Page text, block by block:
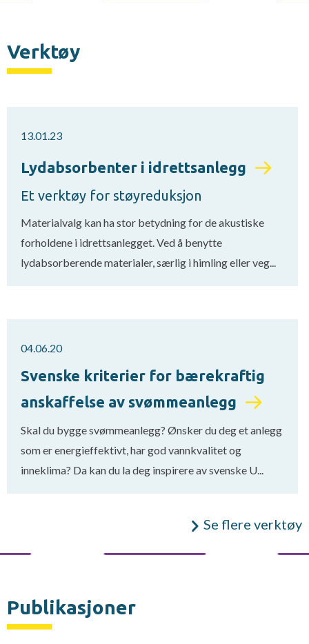
Verktøy
13.01.23
Lydabsorbenter i idrettsanlegg
Et verktøy for støyreduksjon
Materialvalg kan ha stor betydning for de akustiske
forholdene i idrettsanlegget. Ved å benytte
lydabsorberende materialer, særlig i himling eller veg...
04.06.20
Svenske kriterier for bærekraftig
anskaffelse av svømmeanlegg
Skal du bygge svømmeanlegg? Ønsker du deg et anlegg
som er energieffektivt, har god vannkvalitet og
inneklima? Da kan du la deg inspirere av svenske U...
Se flere verktøy
Publikasjoner